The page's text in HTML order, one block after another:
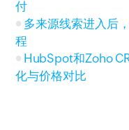
付
多来源线索进入后
程
HubSpot和Zoho
化与价格对比